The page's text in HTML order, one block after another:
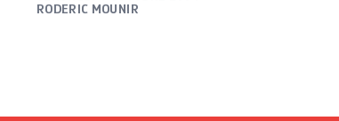
RODERIC MOUNIR